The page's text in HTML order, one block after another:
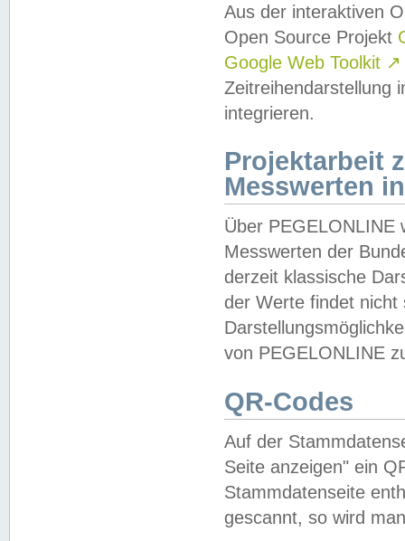
Aus der interaktiven
Open Source Projekt
Google Web Toolkit ↗
Zeitreihendarstellung
integrieren.
Projektarbeit
Messwerten
Über PEGELONLINE
Messwerten der
derzeit klassische
der Werte findet
von PEGELONLINE
QR-Codes
Auf der
Seite anzeigen" ein
Stammdatenseite
gescannt, so wird